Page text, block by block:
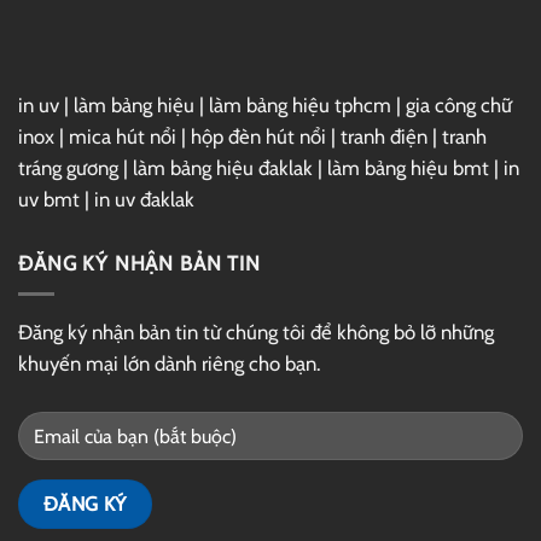
in uv | làm bảng hiệu | làm bảng hiệu tphcm | gia công chữ
inox | mica hút nổi | hộp đèn hút nổi | tranh điện | tranh
tráng gương | làm bảng hiệu đaklak | làm bảng hiệu bmt | in
uv bmt | in uv đaklak
ĐĂNG KÝ NHẬN BẢN TIN
Đăng ký nhận bản tin từ chúng tôi để không bỏ lỡ những
khuyến mại lớn dành riêng cho bạn.